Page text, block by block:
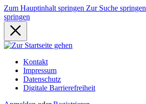
Zum Hauptinhalt springen Zur Suche springen
springen
Kontakt
Impressum
Datenschutz
Digitale Barrierefreiheit